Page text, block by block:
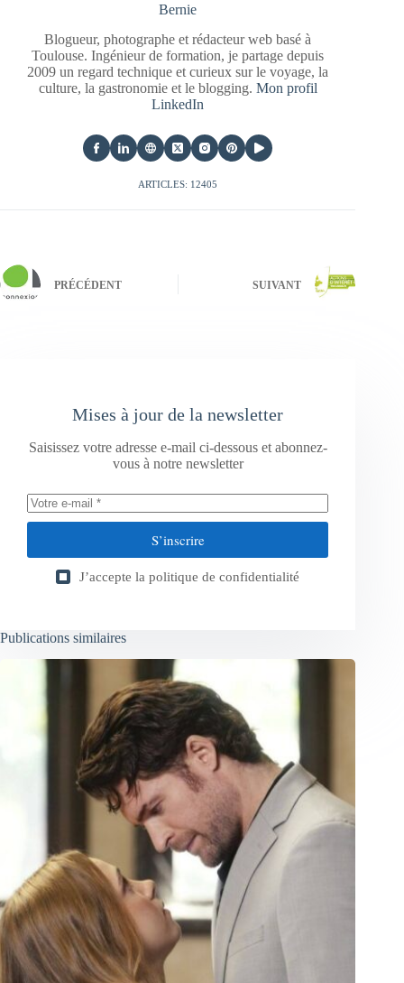
Bernie
Blogueur, photographe et rédacteur web basé à
Toulouse. Ingénieur de formation, je partage depuis
2009 un regard technique et curieux sur le voyage, la
culture, la gastronomie et le blogging. Mon profil
LinkedIn
ARTICLES: 12405
PRÉCÉDENT SUIVANT
Mises à jour de la newsletter
Saisissez votre adresse e-mail ci-dessous et abonnez-
vous à notre newsletter
S’inscrire
J’accepte la politique de confidentialité
Publications similaires